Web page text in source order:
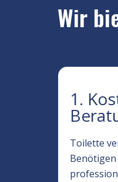
Wir
1.
Toilette
Benötigen